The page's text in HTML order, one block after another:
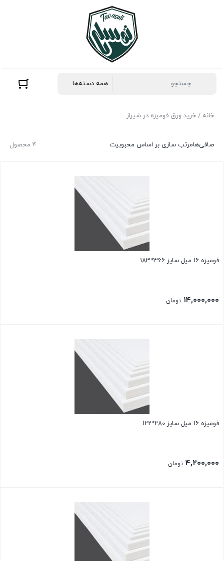
خانه / خرید ورق فومیزه در شیراز
4 محصول صافی‌هامرتب سازی بر اساس محبوبیت
فومیزه 16 میل سایز 366*183
۱۴,۰۰۰,۰۰۰ تومان
فومیزه 16 میل سایز 280*122
۴,۲۰۰,۰۰۰ تومان